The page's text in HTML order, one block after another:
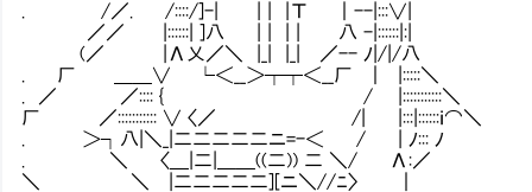
. /／. /::::/]-| | | |Τ ｜--|:::∨|
／／ |::::::| ]八 | | | | 八 -|::::::|:|
(／ |Λ乂／＼ |_| |_| ／-- ﾉ|/|/八
. 厂 ＿＿∨ └＜__＞┬┬＜__厂 ｜ |:::::＼
. ／ ／:::: { / |:::::::::::＼
厂 ／::::::::::: ∨ 〈／ /| |:::|::::::ｉ⌒＼
. ＞┐八|＼_|二二二二二ニ=-＜ / | ﾉ::: ﾉ
. ＼ 〈＿|二|＿＿((二)) 二 ＼/ Λ:／
＼ ＼ |二二二二二][ニ＼//ﾆ〉 ｜